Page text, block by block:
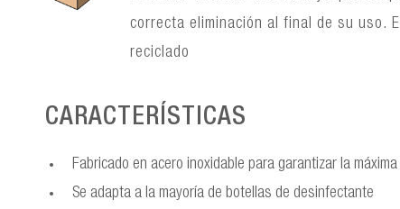
correcta eliminación al final de su uso.
reciclado
CARACTERÍSTICAS
Fabricado en acero inoxidable para garantizar la
Se adapta a la mayoría de botellas de desinfectante